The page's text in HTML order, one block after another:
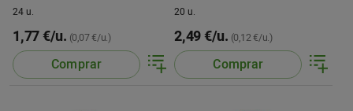
24 u.
1,77 €/u. (0,07 €/u.)
Comprar
20 u.
2,49 €/u. (0,12 €/u.)
Comprar